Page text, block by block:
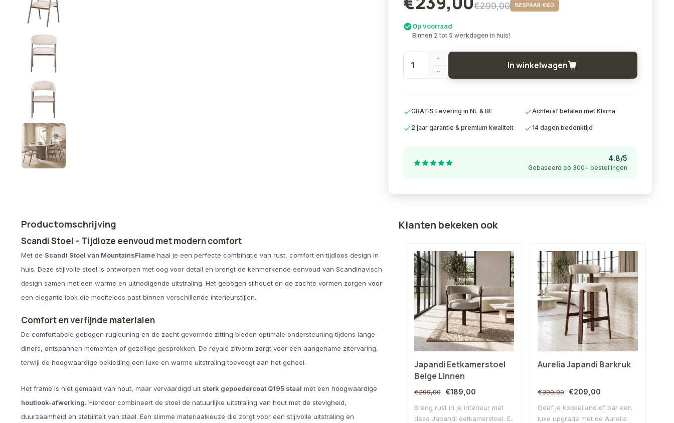
€299,00 BESPAAR €60
Op voorraad
Binnen 2 tot 5 werkdagen in huis!
In winkelwagen
GRATIS Levering in NL & BE Achteraf betalen met Klarna
2 jaar garantie & premium kwaliteit 14 dagen bedenktijd
4.8/5
Gebaseerd op 300+ bestellingen
Productomschrijving
Scandi Stoel – Tijdloze eenvoud met modern comfort
Met de Scandi Stoel van MountainsFlame haal je een perfecte combinatie van rust, comfort en tijdloos design in
huis. Deze stijlvolle stoel is ontworpen met oog voor detail en brengt de kenmerkende eenvoud van Scandinavisch
design samen met een warme en uitnodigende uitstraling. Het gebogen silhouet en de zachte vormen zorgen voor
een elegante look die moeiteloos past binnen verschillende interieurstijlen.
Comfort en verfijnde materialen
De comfortabele gebogen rugleuning en de zacht gevormde zitting bieden optimale ondersteuning tijdens lange
diners, ontspannen momenten of gezellige gesprekken. De royale zitvorm zorgt voor een aangename zitervaring,
terwijl de hoogwaardige bekleding een luxe en warme uitstraling toevoegt aan het geheel.
Het frame is niet gemaakt van hout, maar vervaardigd uit sterk gepoedercoat Q195 staal met een hoogwaardige
houtlook-afwerking. Hierdoor combineert de stoel de natuurlijke uitstraling van hout met de stevigheid,
duurzaamheid en stabiliteit van staal. Een slimme materiaalkeuze die zorgt voor een stijlvolle uitstraling en
Klanten bekeken ook
Japandi Eetkamerstoel
Beige Linnen
€299,00 €189,00
Breng rust in je interieur met
deze Japandi eetkamerstoel. E..
Aurelia Japandi Barkruk
€399,00 €209,00
Geef je kookeiland of bar een
luxe upgrade met de Aurelia